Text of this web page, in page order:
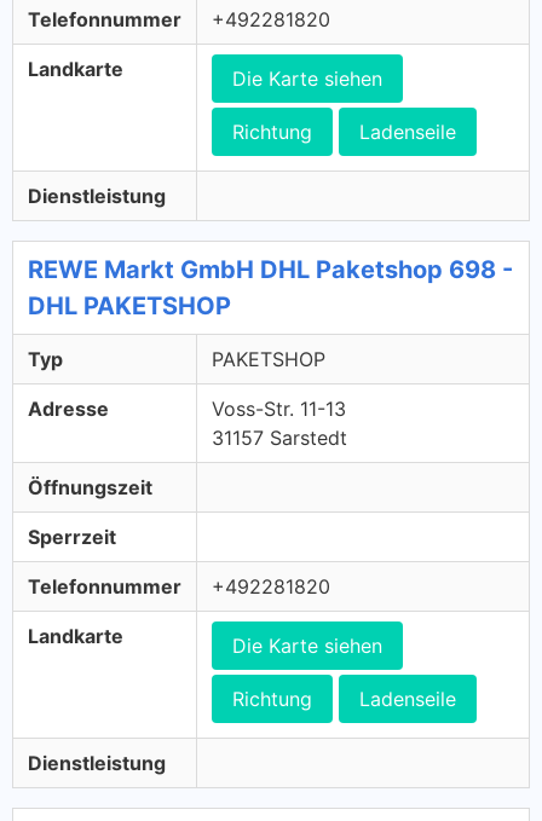
Telefonnummer +492281820
Landkarte Die Karte siehen
Richtung Ladenseile
Dienstleistung
REWE Markt GmbH DHL Paketshop 698 -
DHL PAKETSHOP
Typ PAKETSHOP
Adresse
Voss-Str. 11-13
31157 Sarstedt
Öffnungszeit
Sperrzeit
Telefonnummer +492281820
Landkarte Die Karte siehen
Richtung Ladenseile
Dienstleistung